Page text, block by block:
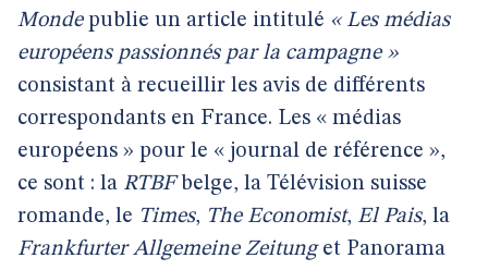
Mondepublie un article intitulé « Les médias
européens passionnés par la campagne »
consistant à recueillir les avis de différents
correspondants en France. Les « médias
européens » pour le « journal de référence »,
ce sont : la RTBFbelge, la Télévision suisse
romande, le Times, The Economist, El Pais, la
Frankfurter Allgemeine Zeitunget Panorama